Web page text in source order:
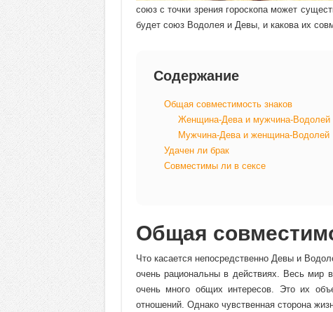
союз с точки зрения гороскопа может
будет союз Водолея и Девы, и какова их
Содержание
Общая совместимость знаков
Женщина-Дева и мужчина-Водолей
Мужчина-Дева и женщина-Водолей
Удачен ли брак
Совместимы ли в сексе
Общая
Что касается непосредственно Девы и
очень рациональны в действиях. Весь мир
очень много общих интересов. Это их
отношений. Однако чувственная сторона